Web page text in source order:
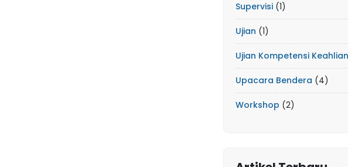
Supervisi (1)
Ujian (1)
Ujian Kompetensi Keahlian
Upacara Bendera (4)
Workshop (2)